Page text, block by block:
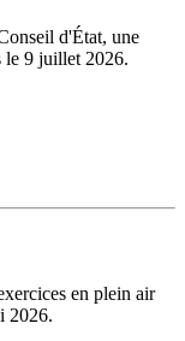
d'État, une
le 9 juillet 2026.
en plein air
2026.